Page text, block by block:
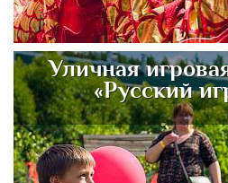
Уличная
«Русский